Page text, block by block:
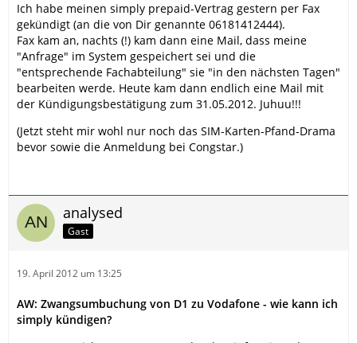
Ich habe meinen simply prepaid-Vertrag gestern per Fax
gekündigt (an die von Dir genannte 06181412444).
Fax kam an, nachts (!) kam dann eine Mail, dass meine
"Anfrage" im System gespeichert sei und die
"entsprechende Fachabteilung" sie "in den nächsten Tagen"
bearbeiten werde. Heute kam dann endlich eine Mail mit
der Kündigungsbestätigung zum 31.05.2012. Juhuu!!!
(Jetzt steht mir wohl nur noch das SIM-Karten-Pfand-Drama
bevor sowie die Anmeldung bei Congstar.)
analysed
Gast
19. April 2012 um 13:25
AW: Zwangsumbuchung von D1 zu Vodafone - wie kann ich
simply kündigen?